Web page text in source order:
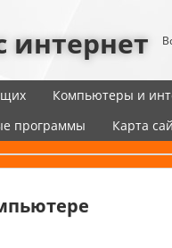
Компьютеры и
программы Карта